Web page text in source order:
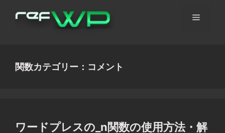
メ
関数カテゴリー：コメント
ワードプレスの_n関数の使用方法・解